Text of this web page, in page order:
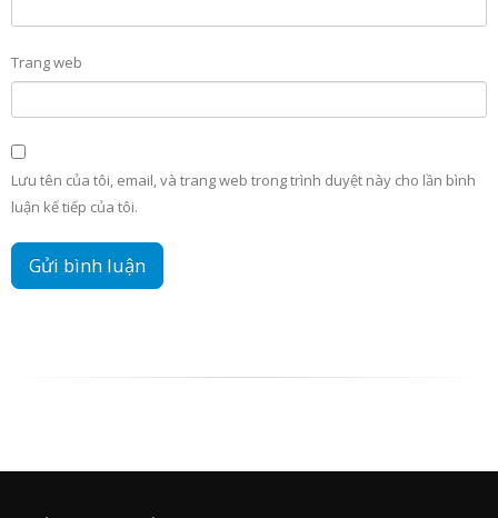
Trang web
Lưu tên của tôi, email, và trang web trong trình duyệt này cho lần bình
luận kế tiếp của tôi.